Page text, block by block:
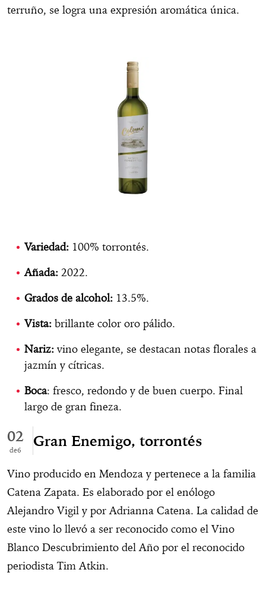
terruño, se logra una expresión aromática única.
Variedad: 100% torrontés.
Añada: 2022.
Grados de alcohol: 13.5%.
Vista: brillante color oro pálido.
Nariz: vino elegante, se destacan notas florales a
jazmín y cítricas.
Boca: fresco, redondo y de buen cuerpo. Final
largo de gran fineza.
02
6
Gran Enemigo, torrontés
Vino producido en Mendoza y pertenece a la familia
Catena Zapata. Es elaborado por el enólogo
Alejandro Vigil y por Adrianna Catena. La calidad de
este vino lo llevó a ser reconocido como el Vino
Blanco Descubrimiento del Año por el reconocido
periodista Tim Atkin.